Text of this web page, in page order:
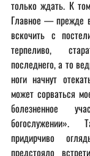
только ждать. К
Главное — прежде
вскочить с
терпеливо,
последнего, а то
ноги начнут
может сорваться
болезненное
придирчиво
предстояло